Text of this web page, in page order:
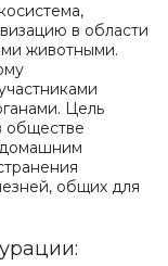
в области
животными.
Цель
обществе
домашним
общих для